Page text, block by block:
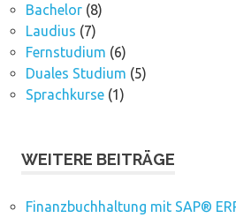
Bachelor(8)
Laudius (7)
Fernstudium (6)
Duales Studium (5)
Sprachkurse(1)
WEITERE BEITRÄGE
Finanzbuchhaltung mit SAP®